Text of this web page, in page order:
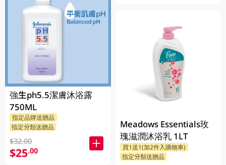
強生ph5.5潔膚沐浴露
750ML
指定品牌送贈品
指定分類送贈品
$32.00
$25.00
Meadows Essentials玫
瑰滋潤沐浴乳 1LT
買1送1(加2件入購物車)
指定分類送贈品